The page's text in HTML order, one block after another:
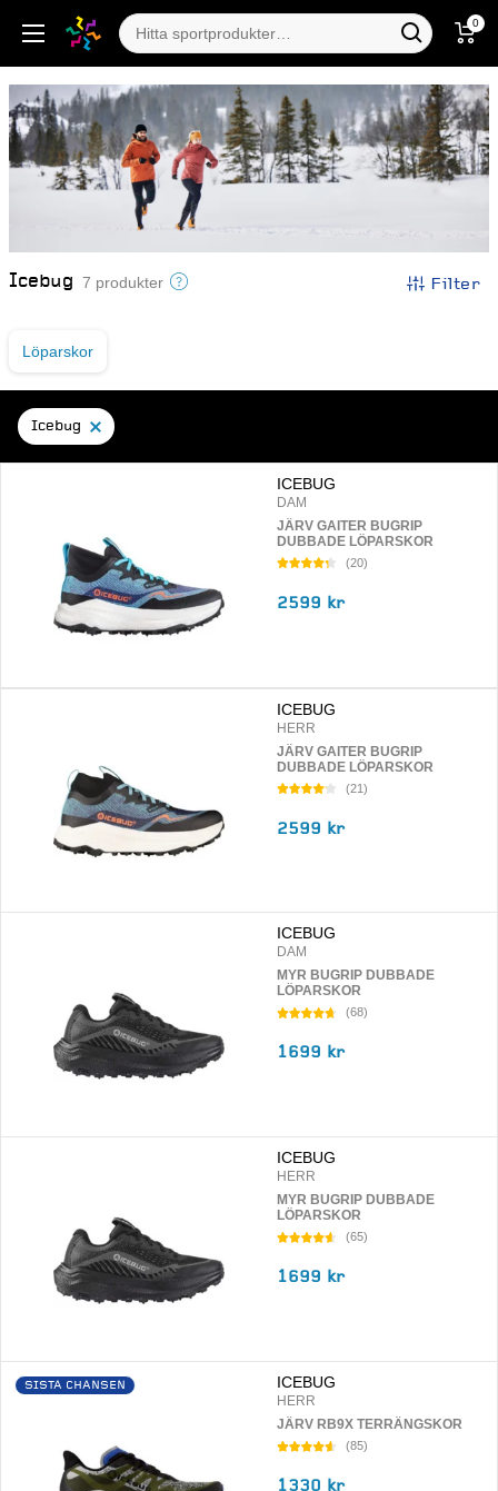
0
Icebug 7 produkter Filter
Löparskor
Icebug
ICEBUG
DAM
JÄRV GAITER BUGRIP
DUBBADE LÖPARSKOR
(20)
2599 kr
ICEBUG
HERR
JÄRV GAITER BUGRIP
DUBBADE LÖPARSKOR
(21)
2599 kr
ICEBUG
DAM
MYR BUGRIP DUBBADE
LÖPARSKOR
(68)
1699 kr
ICEBUG
HERR
MYR BUGRIP DUBBADE
LÖPARSKOR
(65)
1699 kr
SISTA CHANSEN ICEBUG
HERR
JÄRV RB9X TERRÄNGSKOR
(85)
1330 kr